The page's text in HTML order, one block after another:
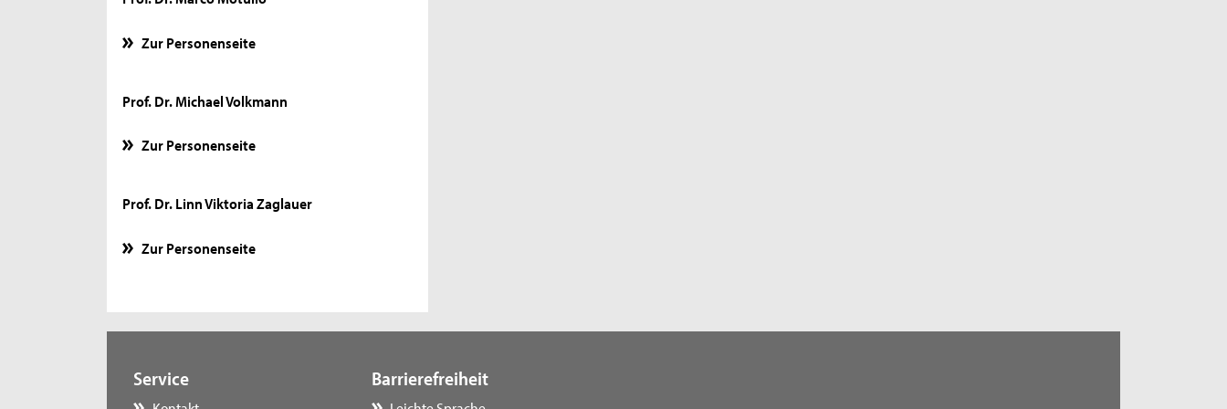
Zur Personenseite
Prof. Dr. Michael Volkmann
Zur Personenseite
Prof. Dr. Linn Viktoria Zaglauer
Zur Personenseite
Service Barrierefreiheit